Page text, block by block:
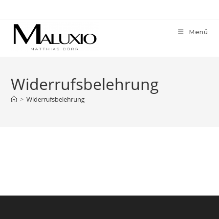
springen
Menü
Widerrufsbelehrung
> Widerrufsbelehrung